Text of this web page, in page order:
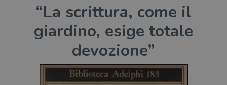
“La scrittura, come il
giardino, esige totale
devozione”